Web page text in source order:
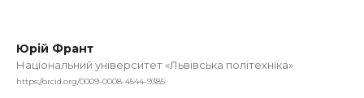
Юрій Франт
Національний університет «Львівська політехніка»
https://orcid.org/0009-0008-4544-9385